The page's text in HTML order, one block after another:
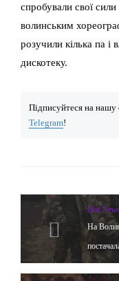
спробували свої
волинським
розучили кілька па
дискотеку.
Підписуйтеся на нашу
Telegram!
Hot
На